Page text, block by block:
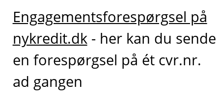
Engagementsforespørgsel på
nykredit.dk- her kan du sende
en forespørgsel på ét cvr.nr.
ad gangen